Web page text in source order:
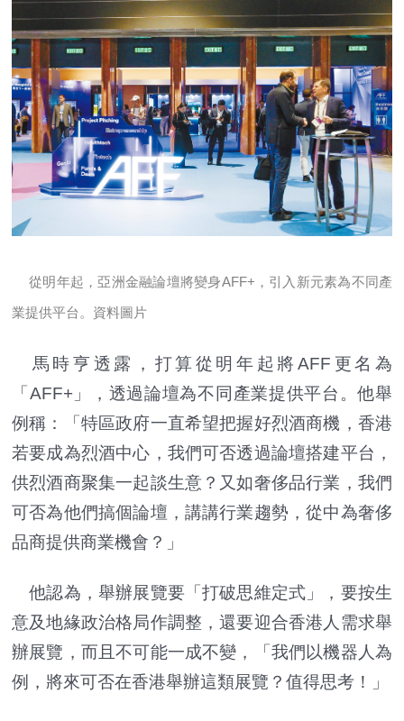
從明年起，亞洲金融論壇將變身AFF+，引入新元素為不同產
業提供平台。資料圖片
馬時亨透露，打算從明年起將AFF更名為
「AFF+」，透過論壇為不同產業提供平台。他舉
例稱：「特區政府一直希望把握好烈酒商機，香港
若要成為烈酒中心，我們可否透過論壇搭建平台，
供烈酒商聚集一起談生意？又如奢侈品行業，我們
可否為他們搞個論壇，講講行業趨勢，從中為奢侈
品商提供商業機會？」
他認為，舉辦展覽要「打破思維定式」，要按生
意及地緣政治格局作調整，還要迎合香港人需求舉
辦展覽，而且不可能一成不變，「我們以機器人為
例，將來可否在香港舉辦這類展覽？值得思考！」